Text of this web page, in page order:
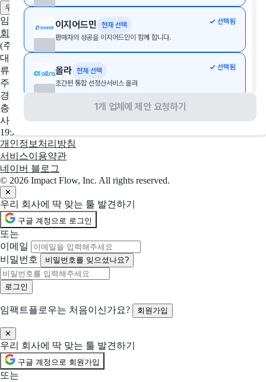
이지어드민
현재 선택
판매자의 성공을 이지어드민이 함께 합니다.
선택됨
올라 현재 선택
초간편 통합 선정산서비스 올라
선택됨
Fishbowl
QuickBooks·Xero 사용자용 #1 재고 관리 소프트웨어
페이코
현재 선택
실속있는 포인트, 편리한 결제, 간편한 금융
Shopify 현재 선택
월 US$1에 아이디어를 실현하세요
선택한 업체들과 함께 비교 제안을 받아볼 수 있어요
브이리뷰
1개 업체에 제안 요청하기
우리 솔루션 등록하기 제휴 문의하기 광고 문의하기
임팩트플로우
회사 소개 팀 소개 채용중인 포지션
(주)임팩트플로우
대표자
류효권
주소
경기도 성남시 수정구 창업로 43, 판교글로벌비즈센터 업무동 4
층 2호
사업자 등록번호
195-88-03109
개인정보처리방침
서비스이용약관
네이버 블로그
© 2026 Impact Flow, Inc. All rights reserved.
✕
우리 회사에 딱 맞는 툴 발견하기
구글 계정으로 로그인
또는
이메일
비밀번호
비밀번호를 잊으셨나요?
임팩트플로우는 처음이신가요? 회원가입
✕
우리 회사에 딱 맞는 툴 발견하기
구글 계정으로 회원가입
또는